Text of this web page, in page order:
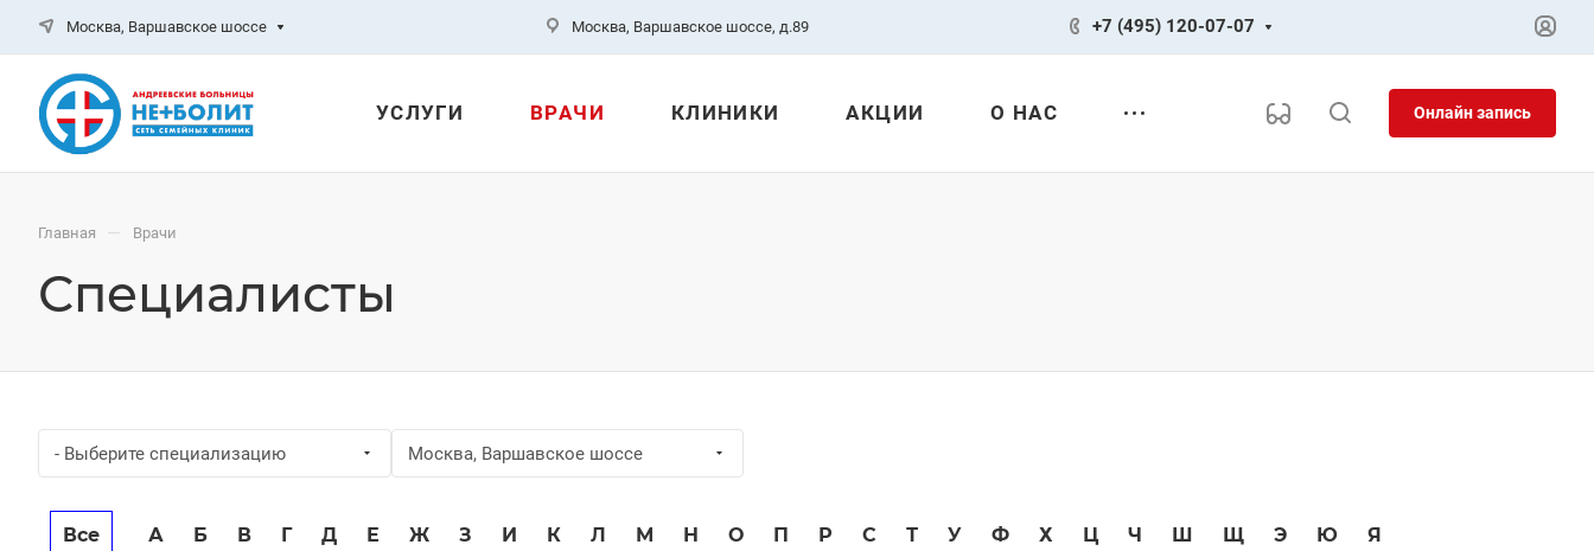
Москва, Варшавское шоссе Москва, Варшавское шоссе, д.89 +7 (495) 120-07-07
УСЛУГИ ВРАЧИ КЛИНИКИ АКЦИИ О НАС Онлайн запись
Главная — Врачи
Специалисты
- Выберите специализацию Москва, Варшавское шоссе
Все А Б В Г Д Е Ж З И К Л М Н О П Р С Т У Ф Х Ц Ч Ш Щ Э Ю Я